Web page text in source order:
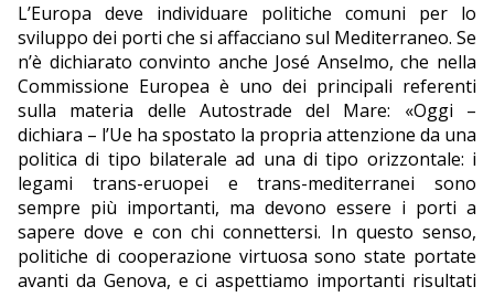
L’Europa deve individuare politiche comuni per lo
sviluppo dei porti che si affacciano sul Mediterraneo. Se
n’è dichiarato convinto anche José Anselmo, che nella
Commissione Europea è uno dei principali referenti
sulla materia delle Autostrade del Mare: «Oggi –
dichiara – l’Ue ha spostato la propria attenzione da una
politica di tipo bilaterale ad una di tipo orizzontale: i
legami trans-eruopei e trans-mediterranei sono
sempre più importanti, ma devono essere i porti a
sapere dove e con chi connettersi. In questo senso,
politiche di cooperazione virtuosa sono state portate
avanti da Genova, e ci aspettiamo importanti risultati